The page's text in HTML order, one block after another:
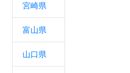
宮崎県
富山県
山口県